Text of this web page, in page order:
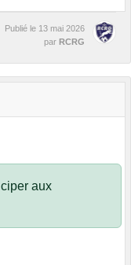
Publié le 13 mai 2026
par RCRG
aux